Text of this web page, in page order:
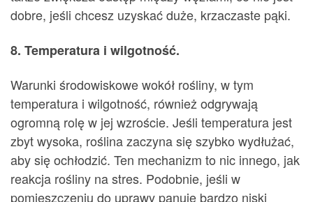
dobre, jeśli chcesz uzyskać duże, krzaczaste pąki.
8. Temperatura i wilgotność.
Warunki środowiskowe wokół rośliny, w tym
temperatura i wilgotność, również odgrywają
ogromną rolę w jej wzroście. Jeśli temperatura jest
zbyt wysoka, roślina zaczyna się szybko wydłużać,
aby się ochłodzić. Ten mechanizm to nic innego, jak
reakcja rośliny na stres. Podobnie, jeśli w
pomieszczeniu do uprawy panuje bardzo niski